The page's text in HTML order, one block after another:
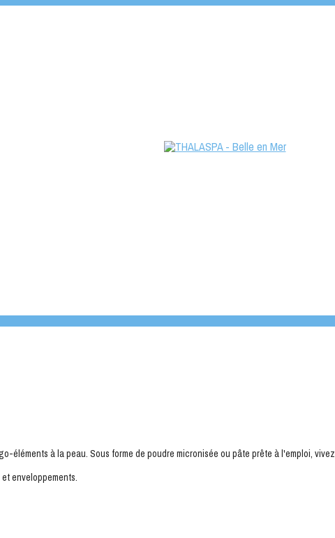
éléments à la peau. Sous forme de poudre micronisée ou pâte prête à l'emploi, vivez
enveloppements.